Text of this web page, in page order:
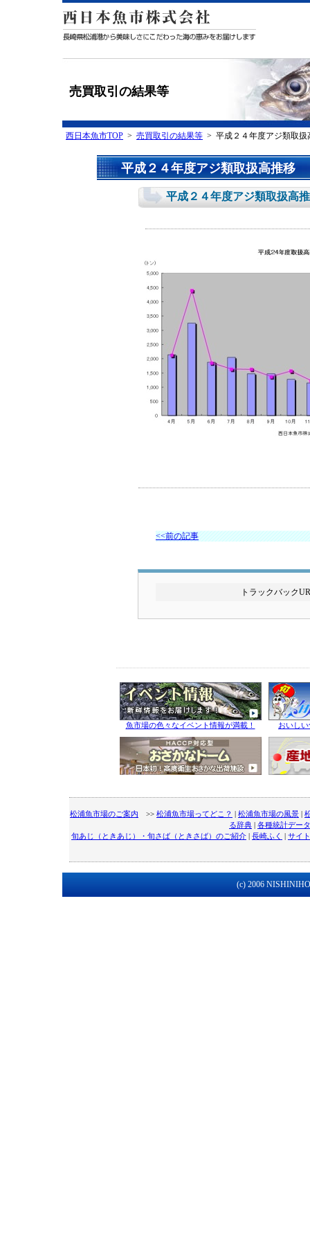
売買取引の結果等
西日本魚市TOP > 売買取引の結果等 > 平成２４年度アジ類取扱
平成２４年度アジ類取扱高推移
平成２４年度アジ類取扱高
<<前の記事
トラックバック
魚市場の色々なイベント情報が満載！ おいし
松浦魚市場のご案内 >> 松浦魚市場ってどこ？ | 松浦魚市場の風景 |
る辞典 | 各種統計デー
旬あじ（ときあじ）・旬さば（ときさば）のご紹介 | 長崎ふく | サイ
(c) 2006